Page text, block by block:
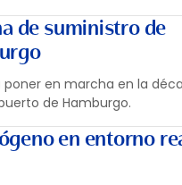
de suministro de
poner en marcha en la
de Hamburgo.
en entorno